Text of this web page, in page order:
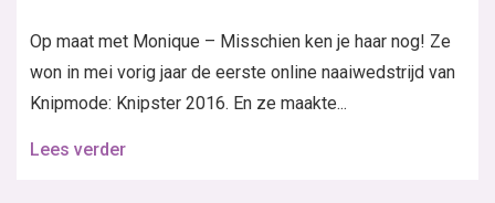
Op maat met Monique – Misschien ken je haar nog! Ze
won in mei vorig jaar de eerste online naaiwedstrijd van
Knipmode: Knipster 2016. En ze maakte...
Lees verder